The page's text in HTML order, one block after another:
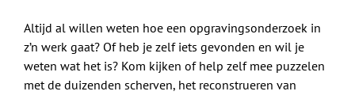
Altijd al willen weten hoe een opgravingsonderzoek in
z’n werk gaat? Of heb je zelf iets gevonden en wil je
weten wat het is? Kom kijken of help zelf mee puzzelen
met de duizenden scherven, het reconstrueren van